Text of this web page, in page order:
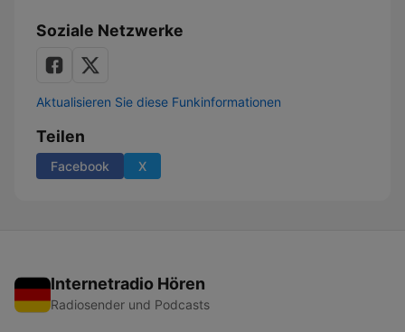
Soziale Netzwerke
Aktualisieren Sie diese Funkinformationen
Teilen
Facebook X
Internetradio Hören
Radiosender und Podcasts